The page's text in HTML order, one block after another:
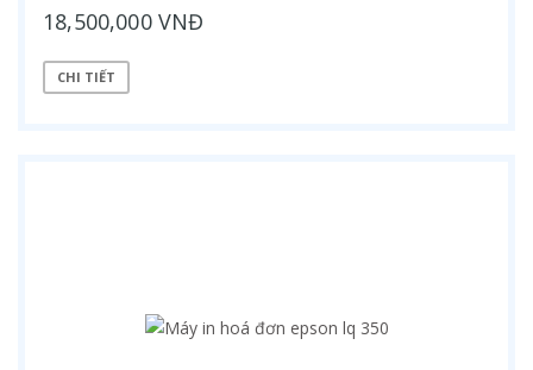
18,500,000 VNĐ
CHI TIẾT